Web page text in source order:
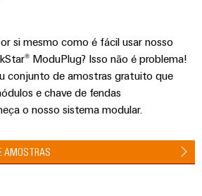
si mesmo como é fácil usar nosso
ModuPlug? Isso não é problema!
conjunto de amostras gratuito que
e chave de fendas
o nosso sistema modular.
AMOSTRAS